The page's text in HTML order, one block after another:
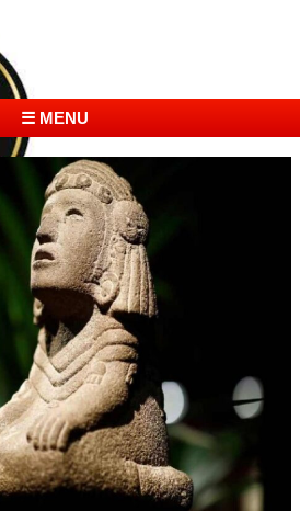
☰ MENU